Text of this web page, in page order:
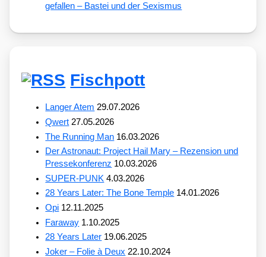
gefallen – Bastei und der Sexismus
Fischpott
Langer Atem 29.07.2026
Qwert 27.05.2026
The Running Man 16.03.2026
Der Astronaut: Project Hail Mary – Rezension und
Pressekonferenz 10.03.2026
SUPER-PUNK 4.03.2026
28 Years Later: The Bone Temple 14.01.2026
Opi 12.11.2025
Faraway 1.10.2025
28 Years Later 19.06.2025
Joker – Folie à Deux 22.10.2024